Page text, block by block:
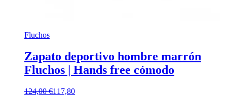
Fluchos
Zapato deportivo hombre marrón
Fluchos | Hands free cómodo
124,00 €117,80